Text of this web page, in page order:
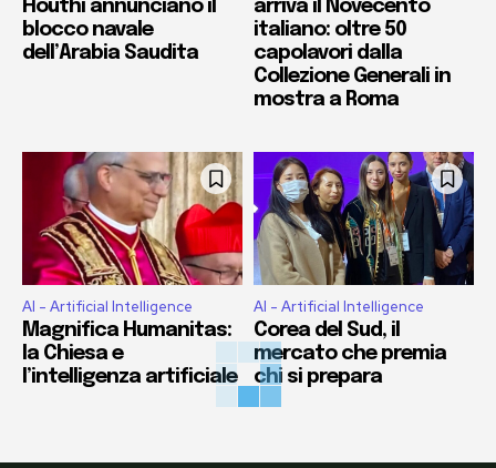
Houthi annunciano il
blocco navale
dell’Arabia Saudita
arriva il Novecento
italiano: oltre 50
capolavori dalla
Collezione Generali in
mostra a Roma
AI - Artificial Intelligence
Magnifica Humanitas:
la Chiesa e
l’intelligenza artificiale
AI - Artificial Intelligence
Corea del Sud, il
mercato che premia
chi si prepara